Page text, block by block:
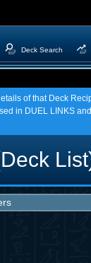
Deck Search
of that Deck
in DUEL LINKS